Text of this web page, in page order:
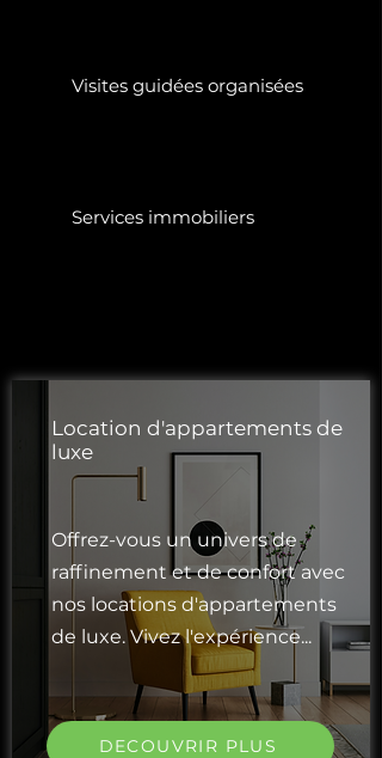
Visites guidées organisées
Services immobiliers
Location d'appartements de
luxe
Offrez-vous un univers de
raffinement et de confort avec
nos locations d'appartements
de luxe. Vivez l'expérience...
DECOUVRIR PLUS